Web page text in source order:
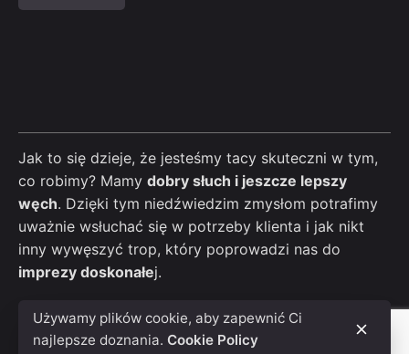
Jak to się dzieje, że jesteśmy tacy skuteczni w tym,
co robimy? Mamy dobry słuch i jeszcze lepszy
węch. Dzięki tym niedźwiedzim zmysłom potrafimy
uważnie wsłuchać się w potrzeby klienta i jak nikt
inny wywęszyć trop, który poprowadzi nas do
imprezy doskonałej.
Używamy plików cookie, aby zapewnić Ci
najlepsze doznania. Cookie Policy